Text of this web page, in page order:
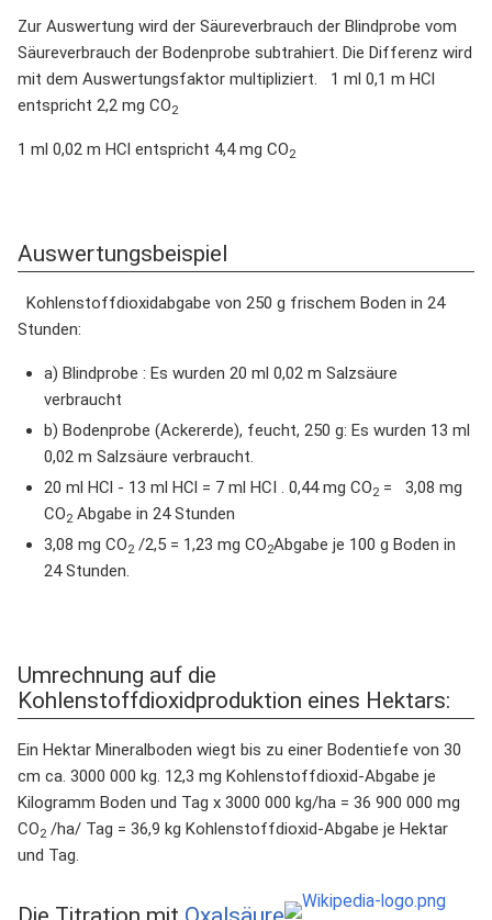
Zur Auswertung wird der Säureverbrauch der Blindprobe vom
Säureverbrauch der Bodenprobe subtrahiert. Die Differenz wird
mit dem Auswertungsfaktor multipliziert. 1 ml 0,1 m HCl
entspricht 2,2 mg CO2
1 ml 0,02 m HCl entspricht 4,4 mg CO2
Auswertungsbeispiel
Kohlenstoffdioxidabgabe von 250 g frischem Boden in 24
Stunden:
a) Blindprobe : Es wurden 20 ml 0,02 m Salzsäure
verbraucht
b) Bodenprobe (Ackererde), feucht, 250 g: Es wurden 13 ml
0,02 m Salzsäure verbraucht.
20 ml HCl - 13 ml HCl = 7 ml HCI . 0,44 mg CO2 = 3,08 mg
CO2 Abgabe in 24 Stunden
3,08 mg CO2 /2,5 = 1,23 mg CO2Abgabe je 100 g Boden in
24 Stunden.
Umrechnung auf die
Kohlenstoffdioxidproduktion eines Hektars:
Ein Hektar Mineralboden wiegt bis zu einer Bodentiefe von 30
cm ca. 3000 000 kg. 12,3 mg Kohlenstoffdioxid-Abgabe je
Kilogramm Boden und Tag x 3000 000 kg/ha = 36 900 000 mg
CO2 /ha/ Tag = 36,9 kg Kohlenstoffdioxid-Abgabe je Hektar
und Tag.